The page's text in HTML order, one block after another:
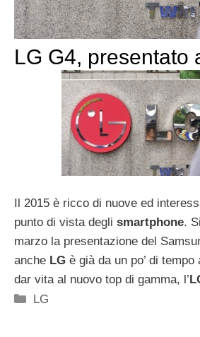
LG G4, presentato
Il 2015 è ricco di nuove ed
punto di vista degli smartphone.
marzo la presentazione del
anche LG è già da un po’ di
dar vita al nuovo top di gamma, l’
Categorie
LG